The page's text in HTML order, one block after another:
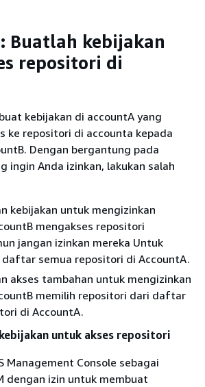
Buatlah kebijakan
repositori di
kebijakan di accountA yang
ke repositori di accounta kepada
Dengan bergantung pada
ingin Anda izinkan, lakukan salah
kebijakan untuk mengizinkan
mengakses repositori
jangan izinkan mereka Untuk
daftar semua repositori di AccountA.
akses tambahan untuk mengizinkan
memilih repositori dari daftar
di AccountA.
untuk akses repositori
Management Console sebagai
dengan izin untuk membuat